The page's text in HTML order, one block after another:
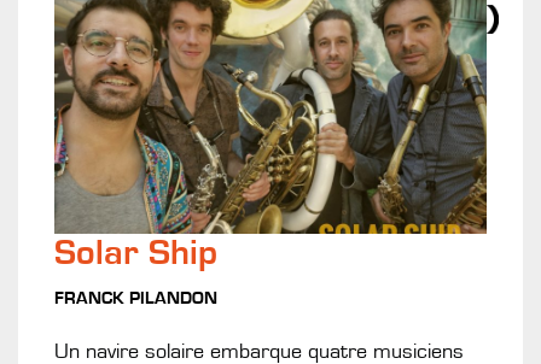
Solar Ship
FRANCK PILANDON
Un navire solaire embarque quatre musiciens